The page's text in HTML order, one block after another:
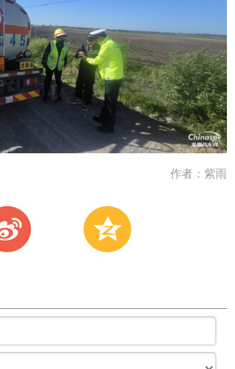
作者： 紫雨